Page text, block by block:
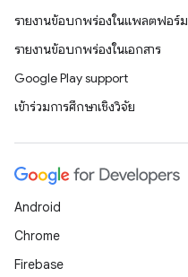
รายงานข้อบกพร่องในแพลตฟอร์ม
รายงานข้อบกพร่องในเอกสาร
Google Play support
เข้าร่วมการศึกษาเชิงวิจัย
Android
Chrome
Firebase